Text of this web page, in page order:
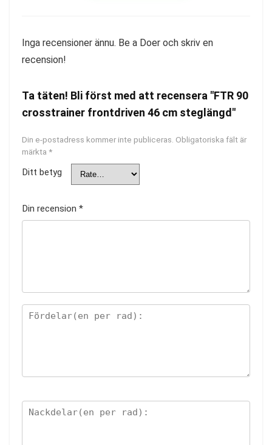
Inga recensioner ännu. Be a Doer och skriv en
recension!
Ta täten! Bli först med att recensera "FTR 90
crosstrainer frontdriven 46 cm steglängd"
Din e-postadress kommer inte publiceras. Obligatoriska fält är
märkta *
Ditt betyg
Din recension *